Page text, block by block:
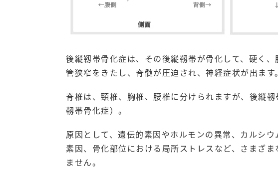
後縦靱帯骨化症は、その後縦靱帯が骨化して、硬く
管狭窄をきたし、脊髄が圧迫され、神経症状が出ます。
脊椎は、頸椎、胸椎、腰椎に分けられますが、後縦
靱帯骨化症）。
原因として、遺伝的素因やホルモンの異常、カルシ
素因、骨化部位における局所ストレスなど、さまざ
ません。